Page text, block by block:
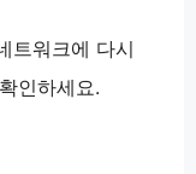
트워크에 다시
인하세요.